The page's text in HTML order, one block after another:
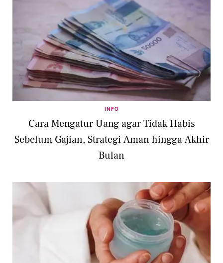
INFO
Cara Mengatur Uang agar Tidak Habis
Sebelum Gajian, Strategi Aman hingga Akhir
Bulan